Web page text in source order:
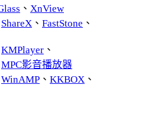
、 XnView
ShareX 、 FastStone 、
KMPlayer 、
MPC影音播放器
WinAMP 、 KKBOX 、